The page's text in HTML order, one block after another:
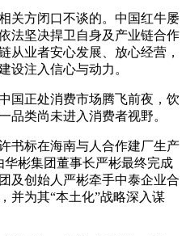
方闭口不谈的。中国红牛屡
法坚决捍卫自身及产业链合作
从业者安心发展、放心经营，
设注入信心与动力。
正处消费市场腾飞前夜，饮
品类尚未进入消费者视野。
标在海南与人合作建厂生产
彬集团董事长严彬最终完成
及创始人严彬牵手中泰企业合
并为其“本土化”战略深入谋